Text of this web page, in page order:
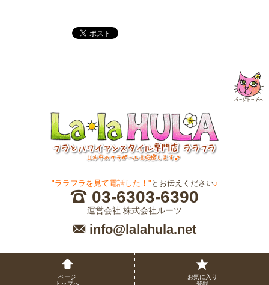
"ララフラを見て電話した！" とお伝えください♪
03-6303-6390
運営会社 株式会社ルーツ
info@lalahula.net
ページ
トップへ
お気に入り
登録